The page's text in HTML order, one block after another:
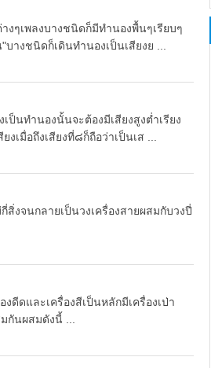
เพลงบางชนิดก็มีทำนองพื้นๆเรียบๆ
างชนิดก็เดินทำนองเป็นเสียงย ...
นทำนองนั้นจะต้องมีเสียงสูงต่ำเรียง
เมื่อถึงเสียงที่๘ก็ถือว่าเป็นเส ...
นกลายเป็นวงเครื่องสายผสมกับวงปี่
ดและเครื่องสีเป็นหลักมีเครื่องเป่า
กันผสมดังนี้ ...